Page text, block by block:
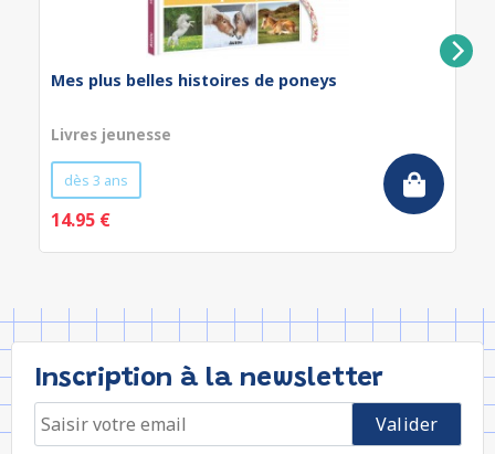
Mes plus belles histoires de poneys
Livres jeunesse
dès 3 ans
14.95 €
Inscription à la newsletter